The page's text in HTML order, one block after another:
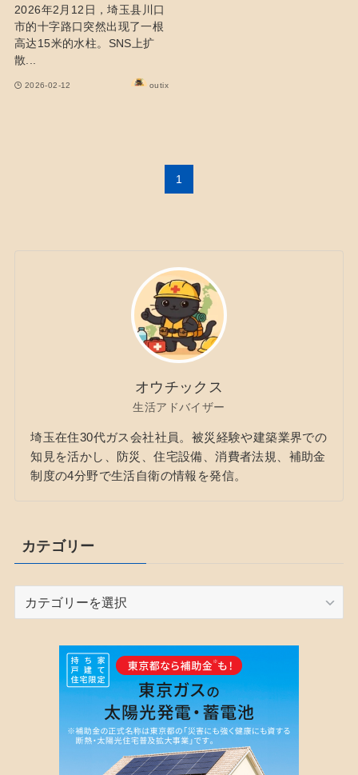
2026年2月12日，埼玉县川口
市的十字路口突然出现了一根
高达15米的水柱。SNS上扩
散...
2026-02-12 outix
1
オウチックス
生活アドバイザー
埼玉在住30代ガス会社社員。被災経験や建築業界での
知見を活かし、防災、住宅設備、消費者法規、補助金
制度の4分野で生活自衛の情報を発信。
カテゴリー